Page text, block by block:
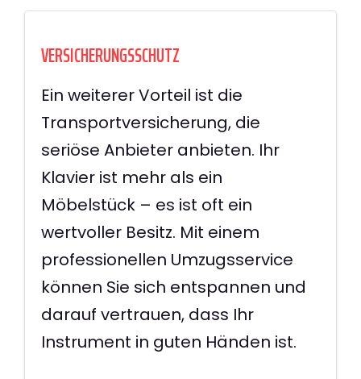
VERSICHERUNGSSCHUTZ
Ein weiterer Vorteil ist die
Transportversicherung, die
seriöse Anbieter anbieten. Ihr
Klavier ist mehr als ein
Möbelstück – es ist oft ein
wertvoller Besitz. Mit einem
professionellen Umzugsservice
können Sie sich entspannen und
darauf vertrauen, dass Ihr
Instrument in guten Händen ist.